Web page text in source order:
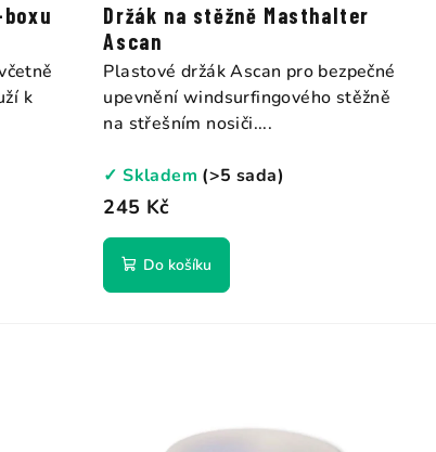
k
Držák na stěžně Masthalter
Ascan
245 Kč
✓ Skladem (>5 sada)
Do košíku
Plastové držák Ascan pro bezpečné
upevnění windsurfingového stěžně
na střešním nosiči....